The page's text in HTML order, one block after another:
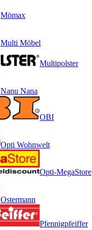
Mömax
Multi Möbel
Multipolster
Nanu Nana
OBI
Opti Wohnwelt
Opti-MegaStore
Ostermann
Pfennigpfeiffer